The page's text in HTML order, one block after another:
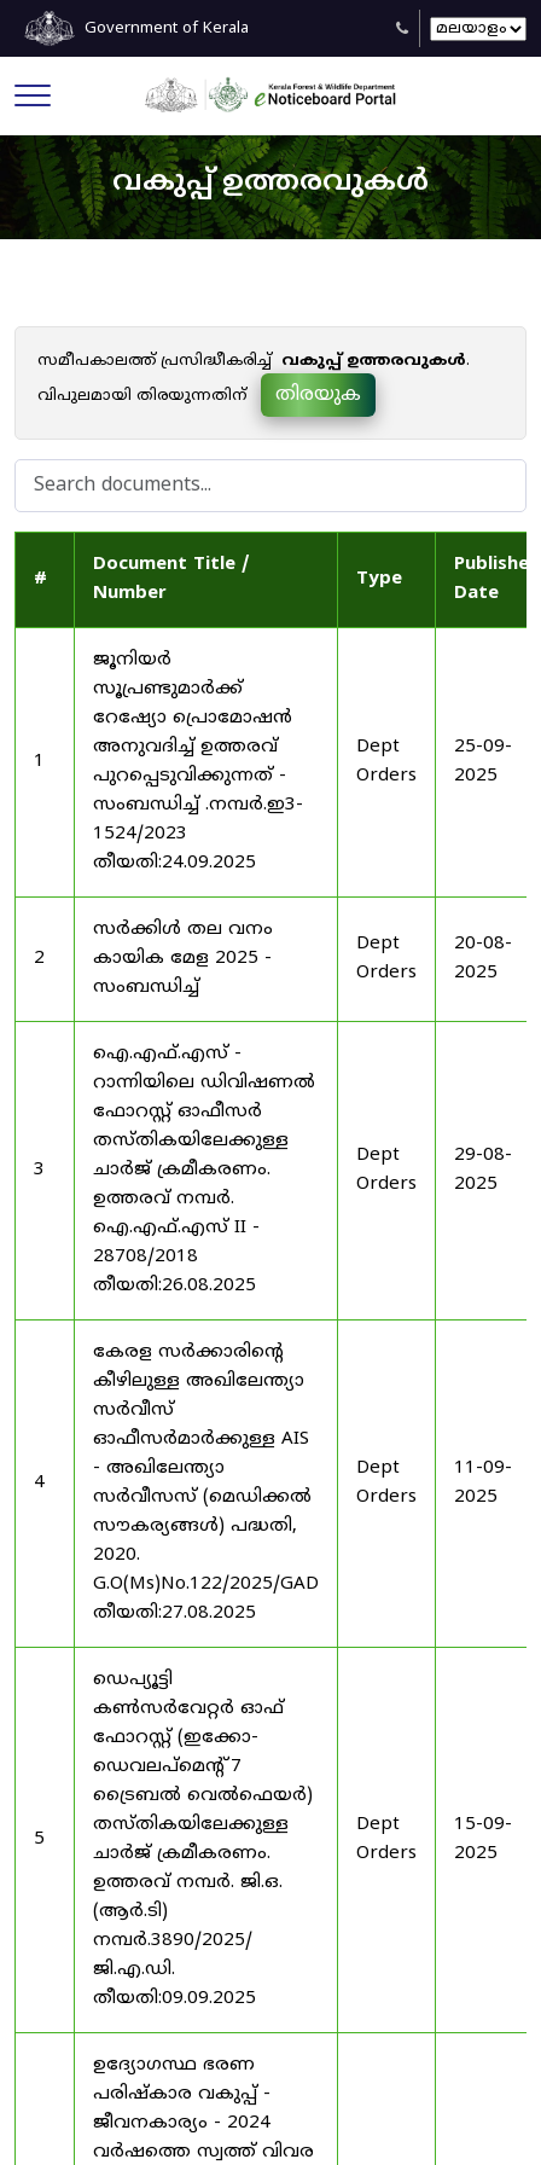
Government of Kerala
വകുപ്പ് ഉത്തരവുകൾ
സമീപകാലത്ത് പ്രസിദ്ധീകരിച്ച് വകുപ്പ് ഉത്തരവുകൾ.
വിപുലമായി തിരയുന്നതിന്
തിരയുക
#
Document Title /
Number
Type
Published
Date
1
ജൂനിയർ
സൂപ്രണ്ടുമാർക്ക്
റേഷ്യോ പ്രൊമോഷൻ
അനുവദിച്ച് ഉത്തരവ്
പുറപ്പെടുവിക്കുന്നത് -
സംബന്ധിച്ച് .നമ്പർ.ഇ3-
1524/2023
തീയതി:24.09.2025
Dept
Orders
25-09-
2025
2
സർക്കിൾ തല വനം
കായിക മേള 2025 -
സംബന്ധിച്ച്
Dept
Orders
20-08-
2025
3
ഐ.എഫ്.എസ് -
റാന്നിയിലെ ഡിവിഷണൽ
ഫോറസ്റ്റ് ഓഫീസർ
തസ്തികയിലേക്കുള്ള
ചാർജ് ക്രമീകരണം.
ഉത്തരവ് നമ്പർ.
ഐ.എഫ്.എസ് II -
28708/2018
തീയതി:26.08.2025
Dept
Orders
29-08-
2025
4
കേരള സർക്കാരിന്റെ
കീഴിലുള്ള അഖിലേന്ത്യാ
സർവീസ്
ഓഫീസർമാർക്കുള്ള AIS
- അഖിലേന്ത്യാ
സർവീസസ് (മെഡിക്കൽ
സൗകര്യങ്ങൾ) പദ്ധതി,
2020.
G.O(Ms)No.122/2025/GAD
തീയതി:27.08.2025
Dept
Orders
11-09-
2025
5
ഡെപ്യൂട്ടി
കൺസർവേറ്റർ ഓഫ്
ഫോറസ്റ്റ് (ഇക്കോ-
ഡെവലപ്മെന്റ് 7
ട്രൈബൽ വെൽഫെയർ)
തസ്തികയിലേക്കുള്ള
ചാർജ് ക്രമീകരണം.
ഉത്തരവ് നമ്പർ. ജി.ഒ.
(ആർ.ടി)
നമ്പർ.3890/2025/
ജി.എ.ഡി.
തീയതി:09.09.2025
Dept
Orders
15-09-
2025
ഉദ്യോഗസ്ഥ ഭരണ
പരിഷ്കാര വകുപ്പ് -
ജീവനകാര്യം - 2024
വർഷത്തെ സ്വത്ത് വിവര